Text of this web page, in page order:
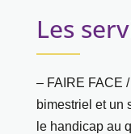
Les
– FAIRE FACE
bimestriel et un
le handicap au